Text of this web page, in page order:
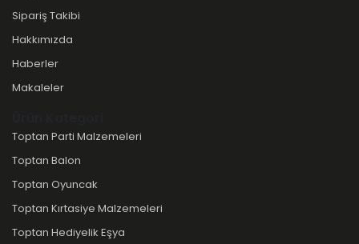
Sipariş Takibi
Hakkımızda
Haberler
Makaleler
Toptan Parti Malzemeleri
Toptan Balon
Toptan Oyuncak
Toptan Kırtasiye Malzemeleri
Toptan Hediyelik Eşya